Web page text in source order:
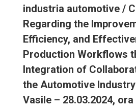
industria automotive /
Regarding the
Efficiency, and
Production Workflows
Integration of
the Automotive Industry
Vasile – 28.03.2024, ora